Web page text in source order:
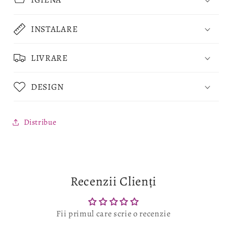
INSTALARE
LIVRARE
DESIGN
Distribue
Recenzii Clienți
Fii primul care scrie o recenzie